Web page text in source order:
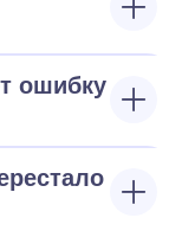
ошибку